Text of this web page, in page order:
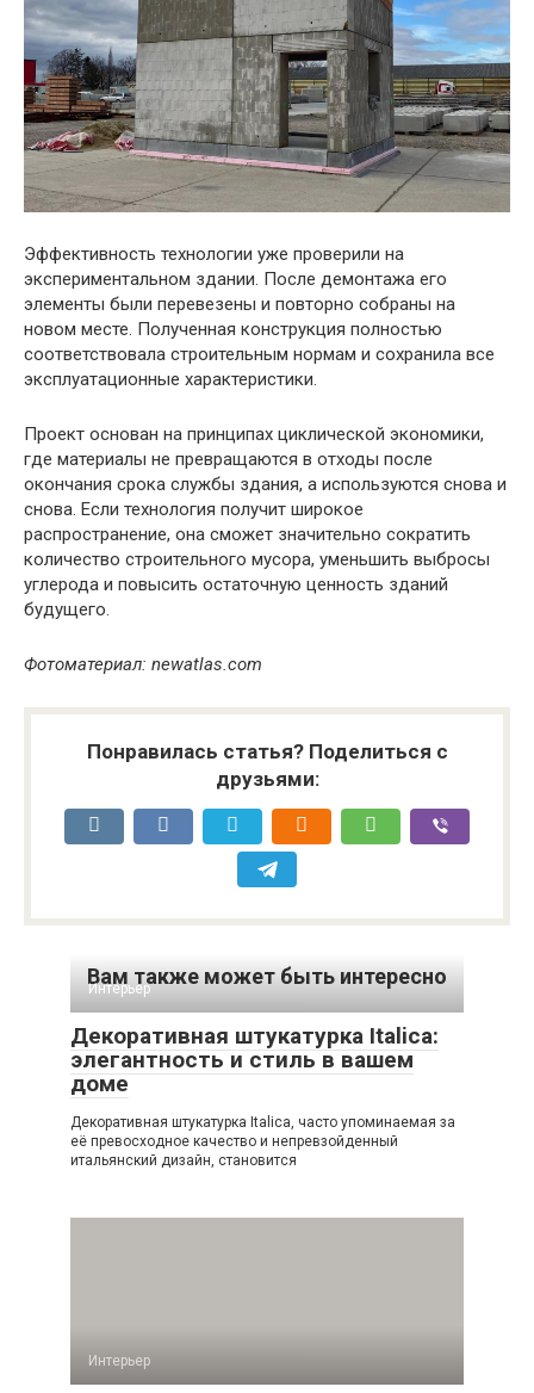
Эффективность технологии уже проверили на
экспериментальном здании. После демонтажа его
элементы были перевезены и повторно собраны на
новом месте. Полученная конструкция полностью
соответствовала строительным нормам и сохранила все
эксплуатационные характеристики.
Проект основан на принципах циклической экономики,
где материалы не превращаются в отходы после
окончания срока службы здания, а используются снова и
снова. Если технология получит широкое
распространение, она сможет значительно сократить
количество строительного мусора, уменьшить выбросы
углерода и повысить остаточную ценность зданий
будущего.
Фотоматериал: newatlas.com
Понравилась статья? Поделиться с
друзьями:
Вам также может быть интересно
Интерьер
Декоративная штукатурка Italica:
элегантность и стиль в вашем
доме
Декоративная штукатурка Italica, часто упоминаемая за
её превосходное качество и непревзойденный
итальянский дизайн, становится
Интерьер